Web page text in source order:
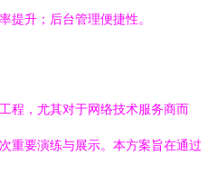
提升；后台管理便捷性。
程，尤其对于网络技术服务商而
重要演练与展示。本方案旨在通过